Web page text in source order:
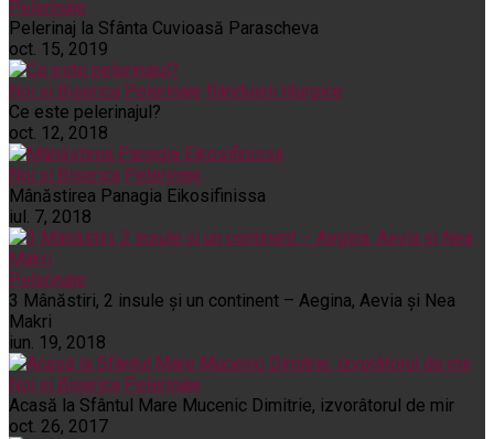
Pelerinaje
Pelerinaj la Sfânta Cuvioasă Parascheva
oct. 15, 2019
Noi și Biserica Pelerinaje Rânduieli liturgice
Ce este pelerinajul?
oct. 12, 2018
Noi și Biserica Pelerinaje
Mânăstirea Panagia Eikosifinissa
iul. 7, 2018
Pelerinaje
3 Mânăstiri, 2 insule și un continent – Aegina, Aevia și Nea
Makri
iun. 19, 2018
Noi și Biserica Pelerinaje
Acasă la Sfântul Mare Mucenic Dimitrie, izvorâtorul de mir
oct. 26, 2017